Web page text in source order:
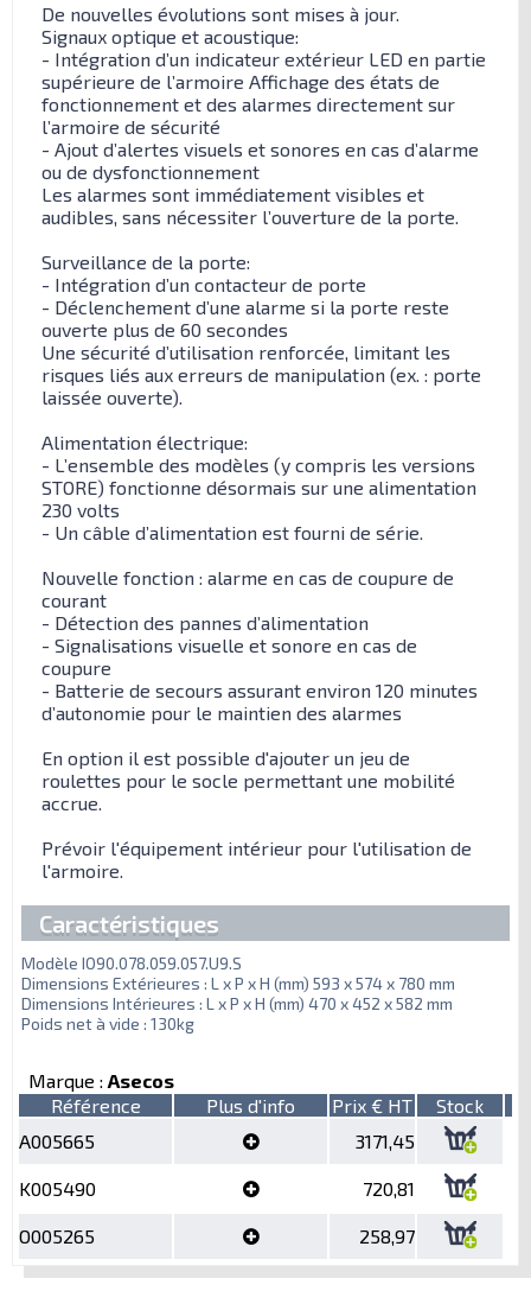
De nouvelles évolutions sont mises à jour.
Signaux optique et acoustique:
- Intégration d’un indicateur extérieur LED en partie
supérieure de l’armoire Affichage des états de
fonctionnement et des alarmes directement sur
l’armoire de sécurité
- Ajout d’alertes visuels et sonores en cas d’alarme
ou de dysfonctionnement
Les alarmes sont immédiatement visibles et
audibles, sans nécessiter l’ouverture de la porte.
Surveillance de la porte:
- Intégration d’un contacteur de porte
- Déclenchement d’une alarme si la porte reste
ouverte plus de 60 secondes
Une sécurité d’utilisation renforcée, limitant les
risques liés aux erreurs de manipulation (ex. : porte
laissée ouverte).
Alimentation électrique:
- L’ensemble des modèles (y compris les versions
STORE) fonctionne désormais sur une alimentation
230 volts
- Un câble d’alimentation est fourni de série.
Nouvelle fonction : alarme en cas de coupure de
courant
- Détection des pannes d’alimentation
- Signalisations visuelle et sonore en cas de
coupure
- Batterie de secours assurant environ 120 minutes
d’autonomie pour le maintien des alarmes
En option il est possible d'ajouter un jeu de
roulettes pour le socle permettant une mobilité
accrue.
Prévoir l'équipement intérieur pour l'utilisation de
l'armoire.
Caractéristiques
Modèle IO90.078.059.057.U9.S
Dimensions Extérieures : L x P x H (mm) 593 x 574 x 780 mm
Dimensions Intérieures : L x P x H (mm) 470 x 452 x 582 mm
Poids net à vide : 130kg
Marque : Asecos
Référence
Plus d'info Prix € HT
Stock
A005665
3171,45
K005490 720,81
O005265 258,97